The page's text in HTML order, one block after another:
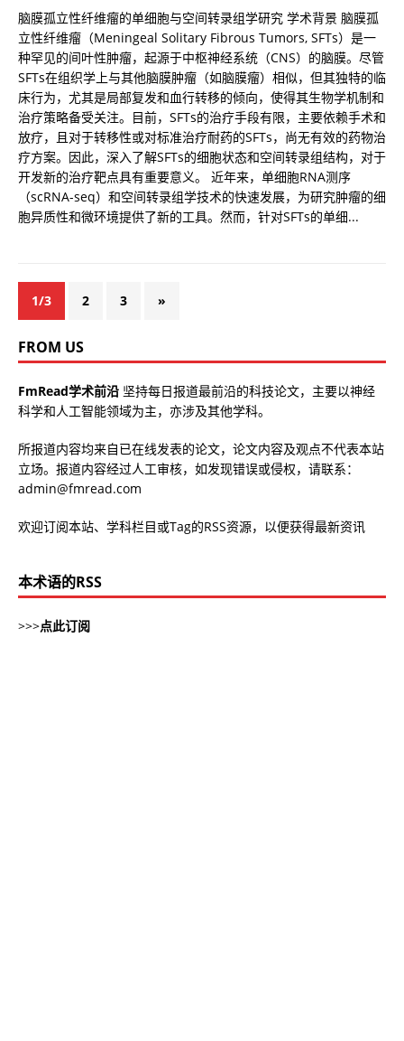
脑膜孤立性纤维瘤的单细胞与空间转录组学研究 学术背景 脑膜孤
立性纤维瘤（Meningeal Solitary Fibrous Tumors, SFTs）是一
种罕见的间叶性肿瘤，起源于中枢神经系统（CNS）的脑膜。尽管
SFTs在组织学上与其他脑膜肿瘤（如脑膜瘤）相似，但其独特的临
床行为，尤其是局部复发和血行转移的倾向，使得其生物学机制和
治疗策略备受关注。目前，SFTs的治疗手段有限，主要依赖手术和
放疗，且对于转移性或对标准治疗耐药的SFTs，尚无有效的药物治
疗方案。因此，深入了解SFTs的细胞状态和空间转录组结构，对于
开发新的治疗靶点具有重要意义。 近年来，单细胞RNA测序
（scRNA-seq）和空间转录组学技术的快速发展，为研究肿瘤的细
胞异质性和微环境提供了新的工具。然而，针对SFTs的单细...
1/3 2 3 »
FROM US
FmRead学术前沿 坚持每日报道最前沿的科技论文，主要以神经
科学和人工智能领域为主，亦涉及其他学科。
所报道内容均来自已在线发表的论文，论文内容及观点不代表本站
立场。报道内容经过人工审核，如发现错误或侵权，请联系：
admin@fmread.com
欢迎订阅本站、学科栏目或Tag的RSS资源，以便获得最新资讯
本术语的RSS
>>>点此订阅